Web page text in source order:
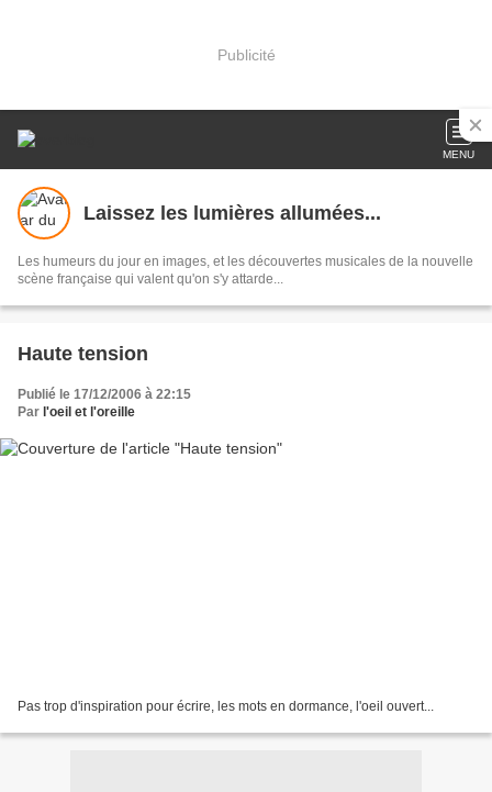
Publicité
MENU
Laissez les lumières allumées...
Les humeurs du jour en images, et les découvertes musicales de la nouvelle
scène française qui valent qu'on s'y attarde...
Haute tension
Publié le 17/12/2006 à 22:15
Par l'oeil et l'oreille
Pas trop d'inspiration pour écrire, les mots en dormance, l'oeil ouvert...